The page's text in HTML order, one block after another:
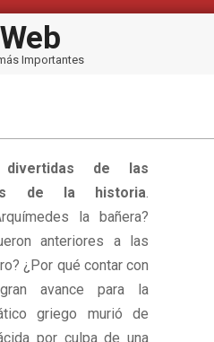
Importantes
divertidas de las
de la historia
la bañera?
anteriores a las
¿Por qué contar con
avance para la
griego murió de
por culpa de una